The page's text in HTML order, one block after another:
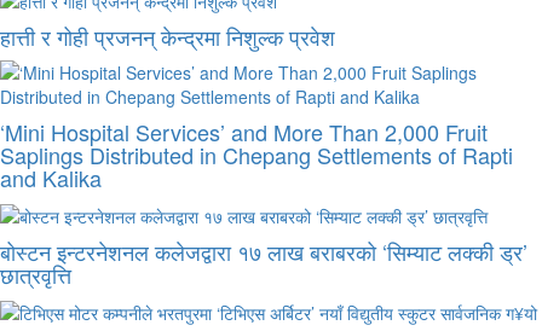
हात्ती र गोही प्रजनन् केन्द्रमा निशुल्क प्रवेश
‘Mini Hospital Services’ and More Than 2,000 Fruit
Saplings Distributed in Chepang Settlements of Rapti
and Kalika
बोस्टन इन्टरनेशनल कलेजद्वारा १७ लाख बराबरको ‘सिम्याट लक्की ड्र’
छात्रवृत्ति